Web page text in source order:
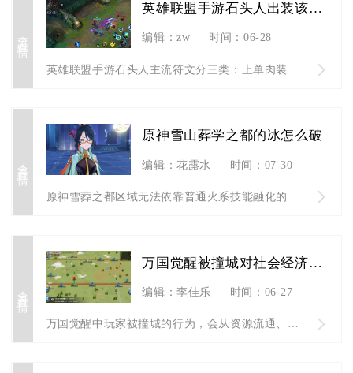
查看详情
英雄联盟手游石头人出装该如何选择符文
编辑：zw 时间：06-28
原神雪山葬学之都的冰怎么破
编辑：花露水 时间：07-30
查看详情
万国觉醒被撞城对社会经济有何影响
编辑：李佳乐 时间：06-27
万国觉醒中玩家被撞城的行为，会从资源流通、联盟生态、区域经济...